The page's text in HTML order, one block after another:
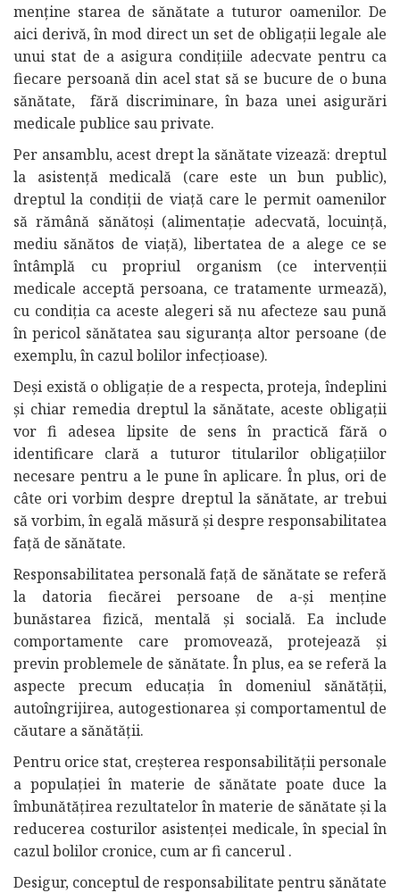
menține starea de sănătate a tuturor oamenilor. De
aici derivă, în mod direct un set de obligații legale ale
unui stat de a asigura condițiile adecvate pentru ca
fiecare persoană din acel stat să se bucure de o buna
sănătate, fără discriminare, în baza unei asigurări
medicale publice sau private.
Per ansamblu, acest drept la sănătate vizează: dreptul
la asistență medicală (care este un bun public),
dreptul la condiții de viață care le permit oamenilor
să rămână sănătoși (alimentație adecvată, locuință,
mediu sănătos de viață), libertatea de a alege ce se
întâmplă cu propriul organism (ce intervenții
medicale acceptă persoana, ce tratamente urmează),
cu condiția ca aceste alegeri să nu afecteze sau pună
în pericol sănătatea sau siguranța altor persoane (de
exemplu, în cazul bolilor infecțioase).
Deși există o obligație de a respecta, proteja, îndeplini
și chiar remedia dreptul la sănătate, aceste obligații
vor fi adesea lipsite de sens în practică fără o
identificare clară a tuturor titularilor obligațiilor
necesare pentru a le pune în aplicare. În plus, ori de
câte ori vorbim despre dreptul la sănătate, ar trebui
să vorbim, în egală măsură și despre responsabilitatea
față de sănătate.
Responsabilitatea personală față de sănătate se referă
la datoria fiecărei persoane de a-și menține
bunăstarea fizică, mentală și socială. Ea include
comportamente care promovează, protejează și
previn problemele de sănătate. În plus, ea se referă la
aspecte precum educația în domeniul sănătății,
autoîngrijirea, autogestionarea și comportamentul de
căutare a sănătății.
Pentru orice stat, creșterea responsabilității personale
a populației în materie de sănătate poate duce la
îmbunătățirea rezultatelor în materie de sănătate și la
reducerea costurilor asistenței medicale, în special în
cazul bolilor cronice, cum ar fi cancerul .
Desigur, conceptul de responsabilitate pentru sănătate